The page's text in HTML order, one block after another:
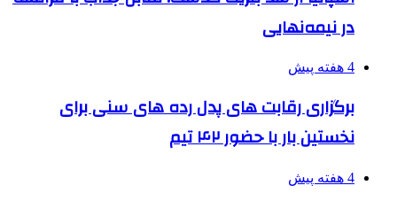
در نیمه‌نهایی
4 هفته پیش
برگزاری رقابت های پدل رده های سنی برای
نخستین بار با حضور ۴۲ تیم
4 هفته پیش